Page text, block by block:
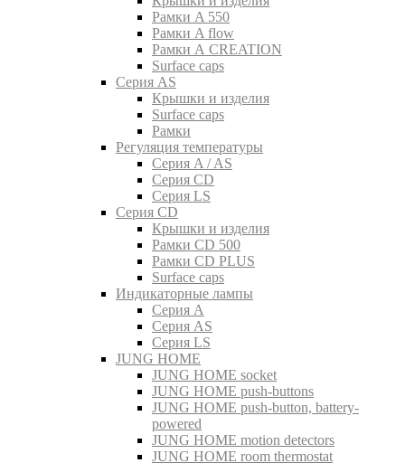
Рамки A 550
Рамки A flow
Рамки A CREATION
Surface caps
Серия AS
Крышки и изделия
Surface caps
Рамки
Регуляция температуры
Серия A / AS
Серия CD
Серия LS
Серия CD
Крышки и изделия
Рамки CD 500
Рамки CD PLUS
Surface caps
Индикаторные лампы
Серия A
Серия AS
Серия LS
JUNG HOME
JUNG HOME socket
JUNG HOME push-buttons
JUNG HOME push-button, battery-
powered
JUNG HOME motion detectors
JUNG HOME room thermostat